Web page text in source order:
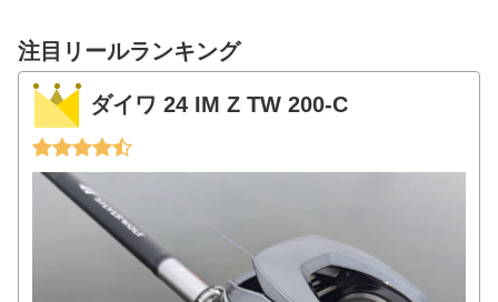
注目リールランキング
ダイワ 24 IM Z TW 200-C